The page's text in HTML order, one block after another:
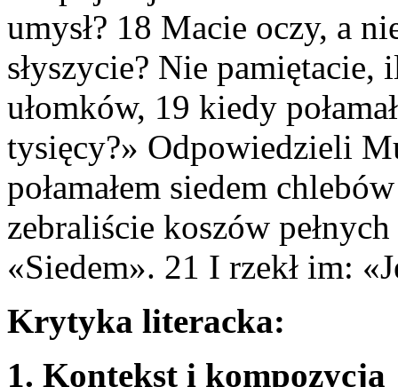
umysł? 18 Macie oczy, a
słyszycie? Nie pamiętacie,
ułomków, 19 kiedy
tysięcy?» Odpowiedzieli
połamałem siedem
zebraliście koszów
«Siedem». 21 I rzekł im:
Krytyka literacka:
1. Kontekst i kompozycja